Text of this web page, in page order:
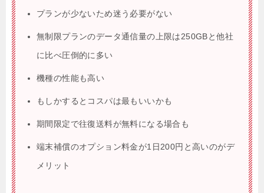
プランが少ないため迷う必要がない
無制限プランのデータ通信量の上限は250GBと他社
に比べ圧倒的に多い
機種の性能も高い
もしかするとコスパは最もいいかも
期間限定で往復送料が無料になる場合も
端末補償のオプション料金が1日200円と高いのがデ
メリット